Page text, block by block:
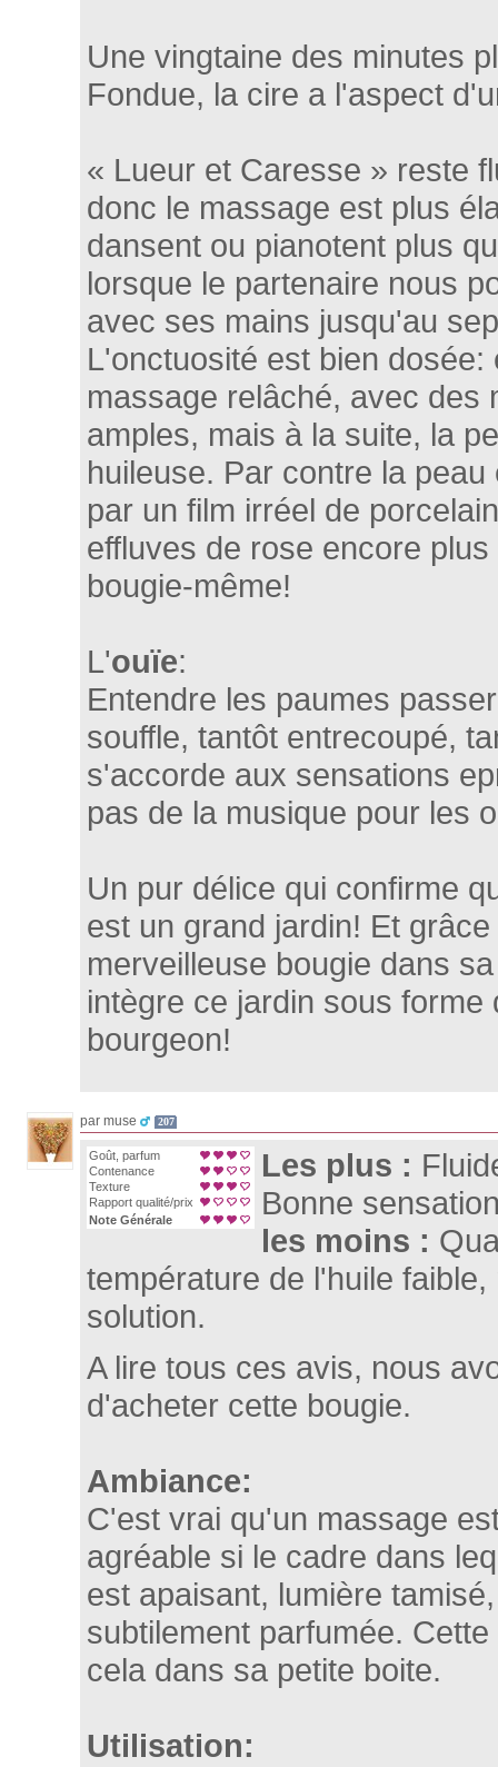
Une vingtaine des minutes
Fondue, la cire a l'aspect
« Lueur et Caresse » reste
donc le massage est plus
dansent ou pianotent plus
lorsque le partenaire nous
avec ses mains jusqu'au
L'onctuosité est bien dosée:
massage relâché, avec des
amples, mais à la suite, la
huileuse. Par contre la
par un film irréel de
effluves de rose encore
bougie-même!
L'ouïe:
Entendre les paumes
souffle, tantôt entrecoupé,
s'accorde aux sensations
pas de la musique pour les
Un pur délice qui confirme
est un grand jardin! Et
merveilleuse bougie dans
intègre ce jardin sous
bourgeon!
par muse 207
Goût, parfum
Contenance
Texture
Rapport qualité/prix
Note Générale
Les plus :
Bonne
les moins :
température de l'huile
solution.
A lire tous ces avis, nous
d'acheter cette bougie.
Ambiance:
C'est vrai qu'un massage
agréable si le cadre dans
est apaisant, lumière
subtilement parfumée.
cela dans sa petite boite.
Utilisation: